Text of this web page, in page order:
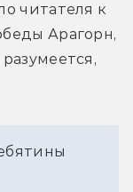
читателя к
Арагорн,